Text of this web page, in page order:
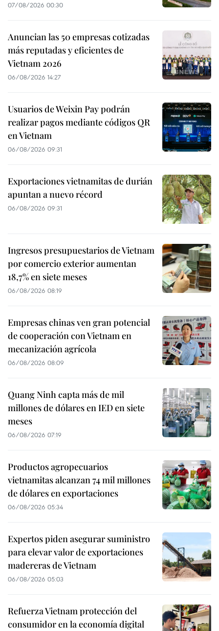
07/08/2026 00:30
Anuncian las 50 empresas cotizadas
más reputadas y eficientes de
Vietnam 2026
06/08/2026 14:27
Usuarios de Weixin Pay podrán
realizar pagos mediante códigos QR
en Vietnam
06/08/2026 09:31
Exportaciones vietnamitas de durián
apuntan a nuevo récord
06/08/2026 09:31
Ingresos presupuestarios de Vietnam
por comercio exterior aumentan
18,7% en siete meses
06/08/2026 08:19
Empresas chinas ven gran potencial
de cooperación con Vietnam en
mecanización agrícola
06/08/2026 08:09
Quang Ninh capta más de mil
millones de dólares en IED en siete
meses
06/08/2026 07:19
Productos agropecuarios
vietnamitas alcanzan 74 mil millones
de dólares en exportaciones
06/08/2026 05:34
Expertos piden asegurar suministro
para elevar valor de exportaciones
madereras de Vietnam
06/08/2026 05:03
Refuerza Vietnam protección del
consumidor en la economía digital